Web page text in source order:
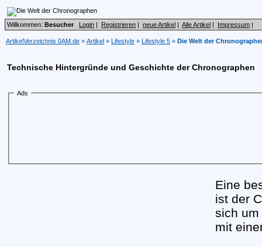
Willkommen: Besucher Login | Registrieren | neue Artikel | Alle Artikel | Impressum |
ArtikelVerzeichnis 0AM.de » Artikel » Lifestyle » Lifestyle 5 » Die Welt der
Technische Hintergründe und Geschichte der Chronographen
Ads
Eine
ist der
sich um
mit